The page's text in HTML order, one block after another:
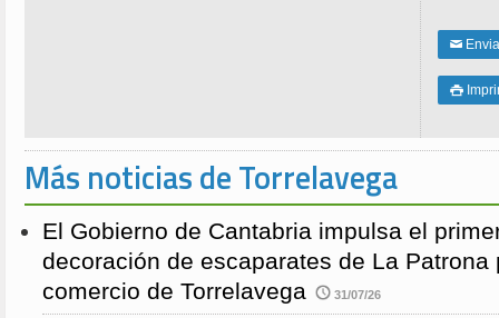
✉

Más noticias de Torrelavega
El Gobierno de Cantabria impulsa el
decoración de escaparates de La Patrona
comercio de Torrelavega
31/07/26